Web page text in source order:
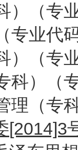
）（专
专业代
）（专
科）（
理（专
[2014]3